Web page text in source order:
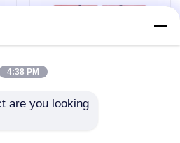
4:38 PM
are you looking